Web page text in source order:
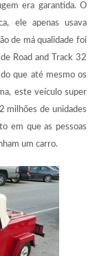
era garantida. O
ele apenas usava
de má qualidade foi
Road and Track 32
que até mesmo os
este veículo super
milhões de unidades
em que as pessoas
um carro.